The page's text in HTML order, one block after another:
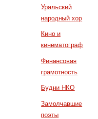
Уральский
народный хор
Кино и
кинематограф
Финансовая
грамотность
Будни НКО
Замолчавшие
поэты